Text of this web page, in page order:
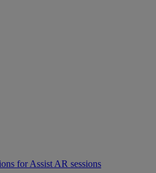
for Assist AR sessions